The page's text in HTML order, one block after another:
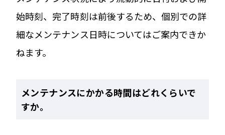
始時刻、完了時刻は前後するため、個別での詳
細なメンテナンス日時についてはご案内できか
ねます。
メンテナンスにかかる時間はどれくらいで
すか。